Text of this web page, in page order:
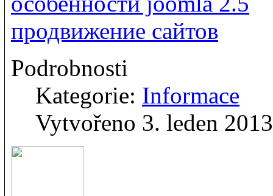
продвижение сайтов
Podrobnosti
Kategorie: Informace
Vytvořeno 3. leden 2013